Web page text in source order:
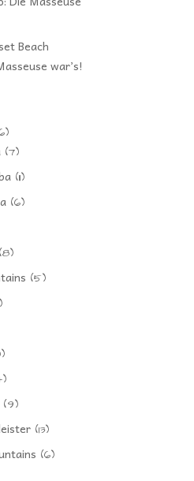
Beach
war’s!
(7)
(11)
(6)
(8)
(5)
(9)
(13)
(6)